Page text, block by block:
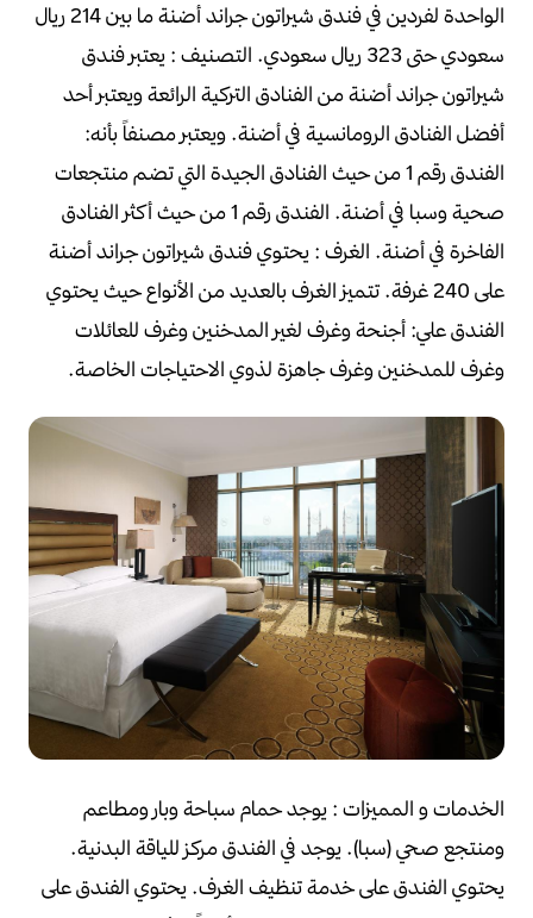
الواحدة لفردين في فندق شيراتون جراند أضنة
ما بين 214 ريال
سعودي حتى 323 ريال سعودي.
التصنيف : يعتبر فندق
شيراتون جراند أضنة من الفنادق التركية الرائعةويعتبر أحد
أفضل الفنادق الرومانسية في أضنة. ويعتبر مصنفاً بأنه:
الفندق رقم 1 من حيث الفنادق الجيدة التي تضم منتجعات
صحية وسبا في أضنة.
الفندق رقم 1 من حيث أكثر الفنادق
الفاخرة في أضنة. الغرف : يحتوي فندق شيراتون جراند أضنة
على 240 غرفة.
تتميز الغرف بالعديد من الأنواع حيث يحتوي
الفندق علي: أجنحة وغرف لغير المدخنين وغرف للعائلات
وغرف للمدخنين وغرف جاهزة لذوي الاحتياجات الخاصة.
الخدمات و المميزات : يوجد حمام سباحة وبار ومطاعم
ومنتجع صحي (سبا). يوجد في الفندق مركز للياقة البدنية.
يحتوي الفندق على خدمة تنظيف الغرف. يحتوي الفندق على